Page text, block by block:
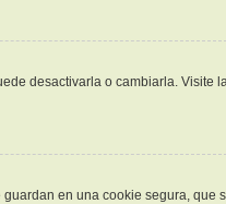
desactivarla o cambiarla. Visite
en una cookie segura,